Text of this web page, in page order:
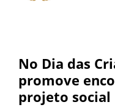
No Dia das
promove
projeto social